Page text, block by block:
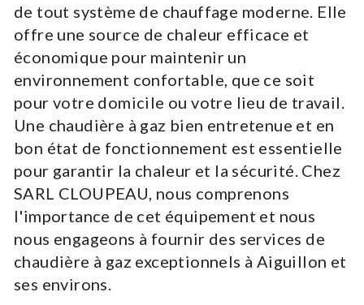
de tout système de chauffage moderne. Elle
offre une source de chaleur efficace et
économique pour maintenir un
environnement confortable, que ce soit
pour votre domicile ou votre lieu de travail.
Une chaudière à gaz bien entretenue et en
bon état de fonctionnement est essentielle
pour garantir la chaleur et la sécurité. Chez
SARL CLOUPEAU, nous comprenons
l'importance de cet équipement et nous
nous engageons à fournir des services de
chaudière à gaz exceptionnels à Aiguillon et
ses environs.